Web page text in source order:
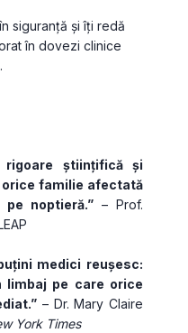
siguranță și îți redă
în dovezi clinice
rigoare științifică și
orice familie afectată
noptieră.” – Prof.
medici reușesc:
limbaj pe care orice
– Dr. Mary Claire
York Times